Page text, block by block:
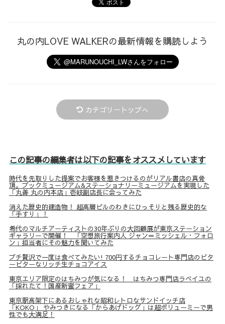
丸の内LOVE WALKERの最新情報を購読しよう
カテゴリートップへ
この記事の編集者は以下の記事をオススメしています
時代を先取りした提案でお客様を惹きつけるのがリアル書店の真骨
頂。ブックミュージアム&ステーショナリーミュージアムを実現した
「丸善 丸の内本店」壱岐副店長に会ってみた
消えた歴史的建造物！ 超高層ビルのわきにひっそりと残る歴史的な
「手すり」！
希代のマルチアーティストの30年ぶりの大回顧展が東京ステーション
ギャラリーで開催！ 「空想旅行案内人 ジャン＝ミッシェル・フォロ
ン」担当者にその魅力を聞いてみた
プチ贅沢で一度は食べてみたい! 700円するチョコレート専門店のビタ
ービターなリッチ生チョコアイス
東京エリア限定のはちみつが気になる！ はちみつ専門店ラベイユの
「採れたて！国産新蜜フェア」
東京駅高架下にあるおしゃれな昭和レトロなサンドイッチ店
「KOKO」 やみつきになる「からあげドッグ」は超ボリューミーで男
性でも大満足！